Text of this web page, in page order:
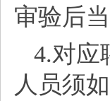
审验后
4.对应
人员须